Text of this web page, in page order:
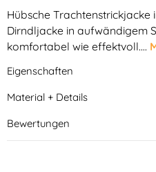
Hübsche Trachtenstrickjacke
Dirndljacke in aufwändigem
komfortabel wie effektvoll.…
Eigenschaften
Material + Details
Bewertungen